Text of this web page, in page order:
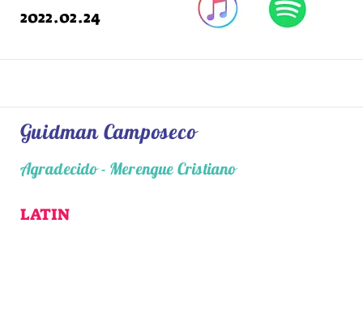
2022.02.24
Guidman Camposeco
Agradecido - Merengue Cristiano
LATIN